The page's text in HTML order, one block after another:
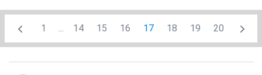
1 ... 14 15 16 17 18 19 20